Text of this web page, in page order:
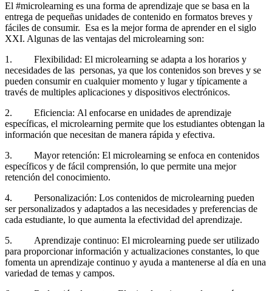
El #microlearning es una forma de aprendizaje que se basa en la
entrega de pequeñas unidades de contenido en formatos breves y
fáciles de consumir. Esa es la mejor forma de aprender en el siglo
XXI. Algunas de las ventajas del microlearning son:
1. Flexibilidad: El microlearning se adapta a los horarios y
necesidades de las personas, ya que los contenidos son breves y se
pueden consumir en cualquier momento y lugar y típicamente a
través de multiples aplicaciones y dispositivos electrónicos.
2. Eficiencia: Al enfocarse en unidades de aprendizaje
específicas, el microlearning permite que los estudiantes obtengan la
información que necesitan de manera rápida y efectiva.
3. Mayor retención: El microlearning se enfoca en contenidos
específicos y de fácil comprensión, lo que permite una mejor
retención del conocimiento.
4. Personalización: Los contenidos de microlearning pueden
ser personalizados y adaptados a las necesidades y preferencias de
cada estudiante, lo que aumenta la efectividad del aprendizaje.
5. Aprendizaje continuo: El microlearning puede ser utilizado
para proporcionar información y actualizaciones constantes, lo que
fomenta un aprendizaje continuo y ayuda a mantenerse al día en una
variedad de temas y campos.